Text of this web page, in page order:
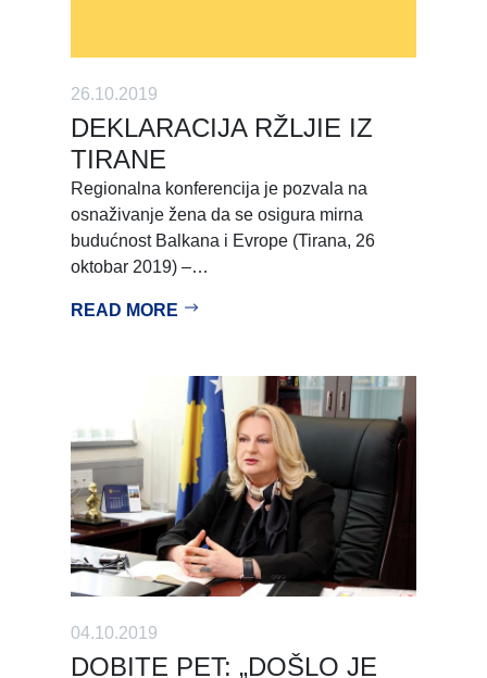
26.10.2019
DEKLARACIJA RŽLJIE IZ
TIRANE
Regionalna konferencija je pozvala na
osnaživanje žena da se osigura mirna
budućnost Balkana i Evrope (Tirana, 26
oktobar 2019) –…
READ MORE
04.10.2019
DOBITE PET: „DOŠLO JE